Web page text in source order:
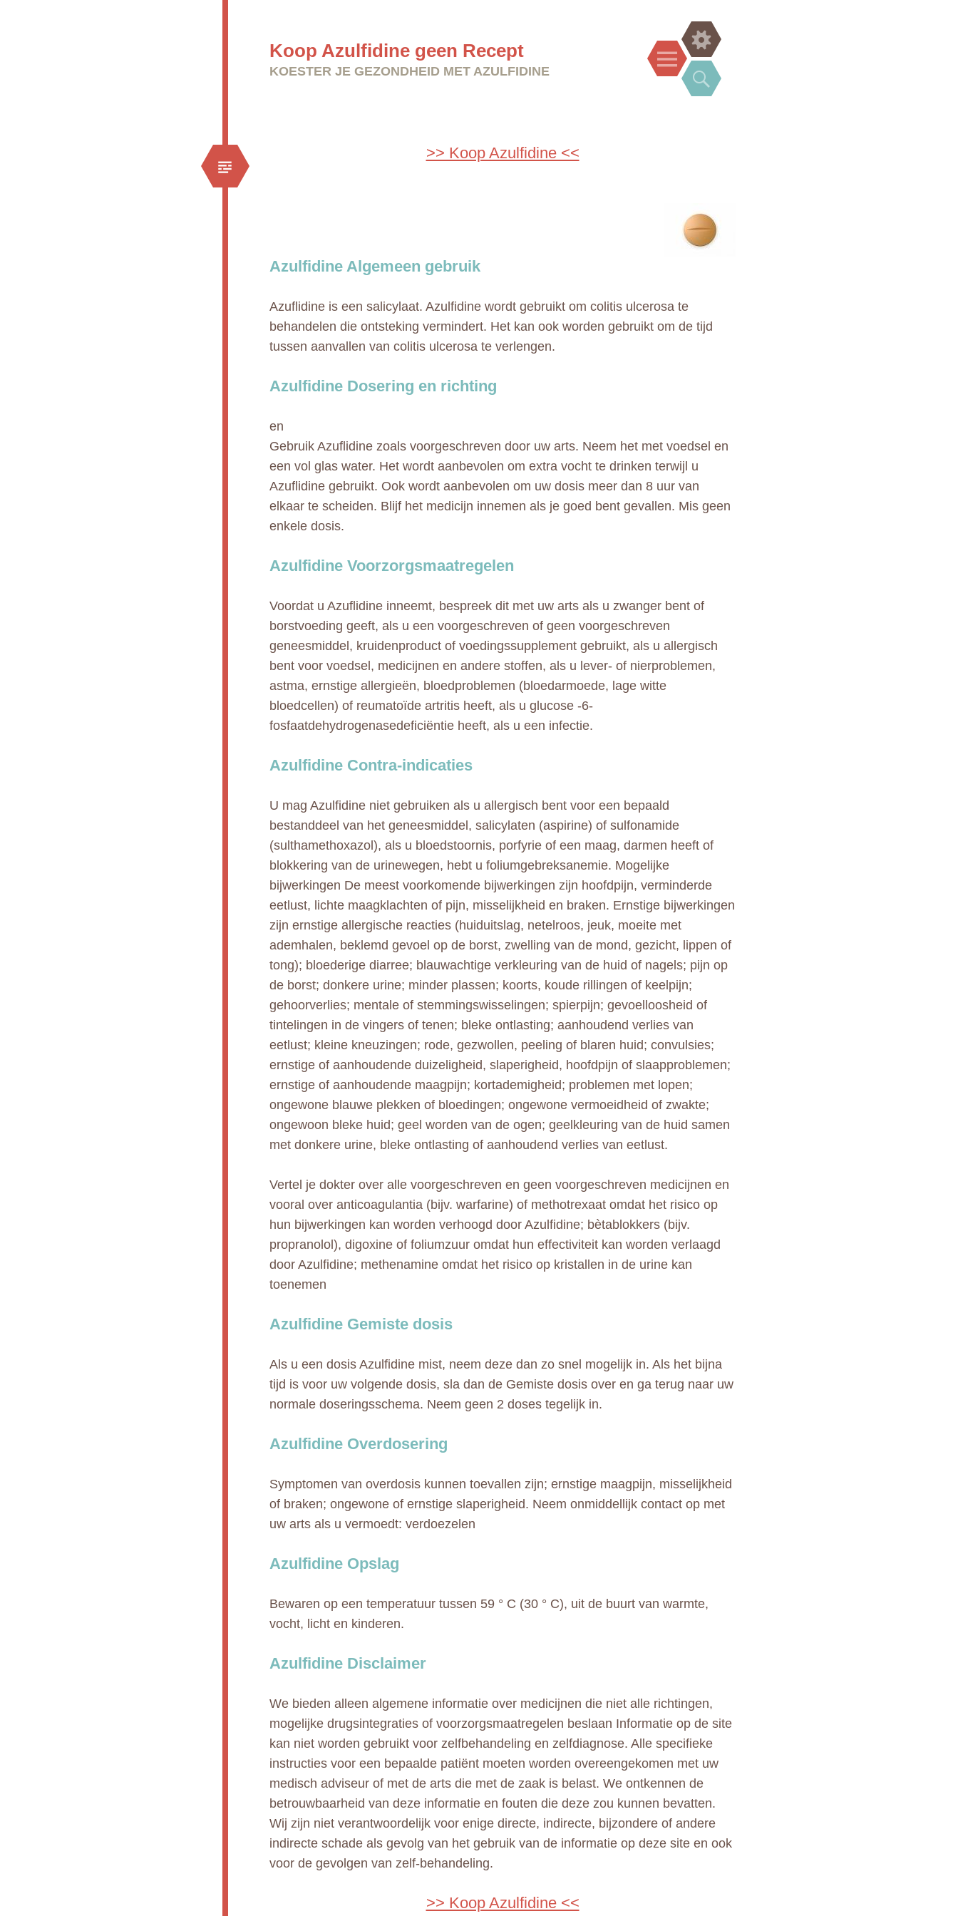
Koop Azulfidine geen Recept
KOESTER JE GEZONDHEID MET AZULFIDINE
Menu
Widgets
Search
>> Koop Azulfidine <<
Azulfidine Algemeen gebruik
Azuflidine is een salicylaat. Azulfidine wordt gebruikt om colitis ulcerosa te
behandelen die ontsteking vermindert. Het kan ook worden gebruikt om de tijd
tussen aanvallen van colitis ulcerosa te verlengen.
Azulfidine Dosering en richting
en
Gebruik Azuflidine zoals voorgeschreven door uw arts. Neem het met voedsel en
een vol glas water. Het wordt aanbevolen om extra vocht te drinken terwijl u
Azuflidine gebruikt. Ook wordt aanbevolen om uw dosis meer dan 8 uur van
elkaar te scheiden. Blijf het medicijn innemen als je goed bent gevallen. Mis geen
enkele dosis.
Azulfidine Voorzorgsmaatregelen
Voordat u Azuflidine inneemt, bespreek dit met uw arts als u zwanger bent of
borstvoeding geeft, als u een voorgeschreven of geen voorgeschreven
geneesmiddel, kruidenproduct of voedingssupplement gebruikt, als u allergisch
bent voor voedsel, medicijnen en andere stoffen, als u lever- of nierproblemen,
astma, ernstige allergieën, bloedproblemen (bloedarmoede, lage witte
bloedcellen) of reumatoïde artritis heeft, als u glucose -6-
fosfaatdehydrogenasedeficiëntie heeft, als u een infectie.
Azulfidine Contra-indicaties
U mag Azulfidine niet gebruiken als u allergisch bent voor een bepaald
bestanddeel van het geneesmiddel, salicylaten (aspirine) of sulfonamide
(sulthamethoxazol), als u bloedstoornis, porfyrie of een maag, darmen heeft of
blokkering van de urinewegen, hebt u foliumgebreksanemie. Mogelijke
bijwerkingen De meest voorkomende bijwerkingen zijn hoofdpijn, verminderde
eetlust, lichte maagklachten of pijn, misselijkheid en braken. Ernstige bijwerkingen
zijn ernstige allergische reacties (huiduitslag, netelroos, jeuk, moeite met
ademhalen, beklemd gevoel op de borst, zwelling van de mond, gezicht, lippen of
tong); bloederige diarree; blauwachtige verkleuring van de huid of nagels; pijn op
de borst; donkere urine; minder plassen; koorts, koude rillingen of keelpijn;
gehoorverlies; mentale of stemmingswisselingen; spierpijn; gevoelloosheid of
tintelingen in de vingers of tenen; bleke ontlasting; aanhoudend verlies van
eetlust; kleine kneuzingen; rode, gezwollen, peeling of blaren huid; convulsies;
ernstige of aanhoudende duizeligheid, slaperigheid, hoofdpijn of slaapproblemen;
ernstige of aanhoudende maagpijn; kortademigheid; problemen met lopen;
ongewone blauwe plekken of bloedingen; ongewone vermoeidheid of zwakte;
ongewoon bleke huid; geel worden van de ogen; geelkleuring van de huid samen
met donkere urine, bleke ontlasting of aanhoudend verlies van eetlust.
Vertel je dokter over alle voorgeschreven en geen voorgeschreven medicijnen en
vooral over anticoagulantia (bijv. warfarine) of methotrexaat omdat het risico op
hun bijwerkingen kan worden verhoogd door Azulfidine; bètablokkers (bijv.
propranolol), digoxine of foliumzuur omdat hun effectiviteit kan worden verlaagd
door Azulfidine; methenamine omdat het risico op kristallen in de urine kan
toenemen
Azulfidine Gemiste dosis
Als u een dosis Azulfidine mist, neem deze dan zo snel mogelijk in. Als het bijna
tijd is voor uw volgende dosis, sla dan de Gemiste dosis over en ga terug naar uw
normale doseringsschema. Neem geen 2 doses tegelijk in.
Azulfidine Overdosering
Symptomen van overdosis kunnen toevallen zijn; ernstige maagpijn, misselijkheid
of braken; ongewone of ernstige slaperigheid. Neem onmiddellijk contact op met
uw arts als u vermoedt: verdoezelen
Azulfidine Opslag
Bewaren op een temperatuur tussen 59 ° C (30 ° C), uit de buurt van warmte,
vocht, licht en kinderen.
Azulfidine Disclaimer
We bieden alleen algemene informatie over medicijnen die niet alle richtingen,
mogelijke drugsintegraties of voorzorgsmaatregelen beslaan Informatie op de site
kan niet worden gebruikt voor zelfbehandeling en zelfdiagnose. Alle specifieke
instructies voor een bepaalde patiënt moeten worden overeengekomen met uw
medisch adviseur of met de arts die met de zaak is belast. We ontkennen de
betrouwbaarheid van deze informatie en fouten die deze zou kunnen bevatten.
Wij zijn niet verantwoordelijk voor enige directe, indirecte, bijzondere of andere
indirecte schade als gevolg van het gebruik van de informatie op deze site en ook
voor de gevolgen van zelf-behandeling.
>> Koop Azulfidine <<